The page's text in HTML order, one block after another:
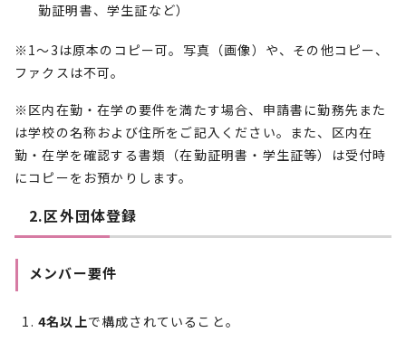
勤証明書、学生証など）
※1～3は原本のコピー可。写真（画像）や、その他コピー、
ファクスは不可。
※区内在勤・在学の要件を満たす場合、申請書に勤務先また
は学校の名称および住所をご記入ください。また、区内在
勤・在学を確認する書類（在勤証明書・学生証等）は受付時
にコピーをお預かりします。
2.区外団体登録
メンバー要件
4名以上で構成されていること。